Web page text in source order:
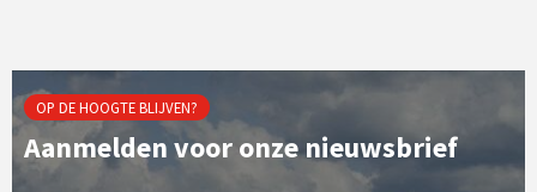
OP DE HOOGTE BLIJVEN?
Aanmelden voor onze nieuwsbrief